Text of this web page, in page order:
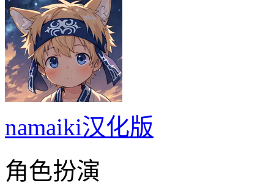
namaiki汉化版
角色扮演